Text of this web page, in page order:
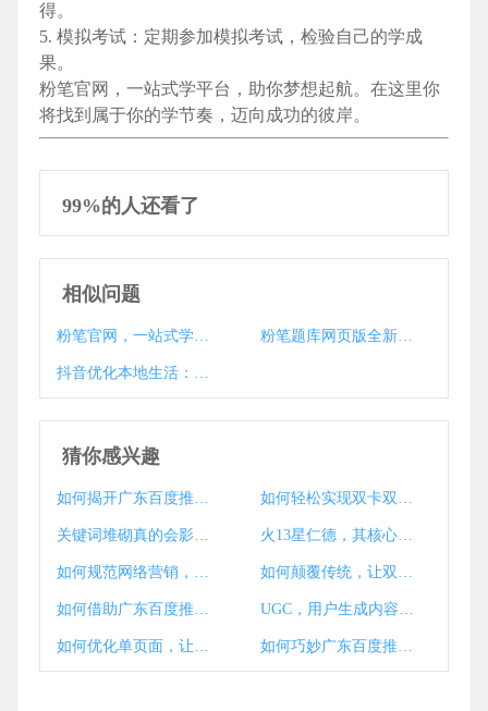
得。
5. 模拟考试：定期参加模拟考试，检验自己的学成
果。
粉笔官网，一站式学平台，助你梦想起航。在这里你
将找到属于你的学节奏，迈向成功的彼岸。
99%的人还看了
相似问题
粉笔官网，一站式学习平台，如何助力考生梦想起航？ 粉笔题库网页版全新上线，随时随地高效备考，你准备好了吗？
抖音优化本地生活：粉笔科技与抖音生活服务即时运力服务商抖音 三个农村大妈跳舞抖音号
猜你感兴趣
如何揭开广东百度推广客服的专业服务奥秘？厦门网站推广赚钱有妙招吗？ 如何轻松实现双卡双待，手机网络优化攻略大？
关键词堆砌真的会影响用户体验吗？ 火13星仁德，其核心优势，谁主沉浮？
如何规范网络营销，避免广东百度推广事件重演？山东网站推广有何高招？ 如何颠覆传统，让双日核心关键词收费模式焕然一新？
如何借助广东百度推广，助力天津网站建设公司数字化营销飞跃？ UGC，用户生成内容，为何成为内容之海的武器？
如何优化单页面，让网站推广更赚钱，提升用户体验？ 如何巧妙广东百度推广策略，让店铺营销推广内容更吸引人？